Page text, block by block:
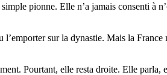
pionne. Elle n’a jamais consenti à
sur la dynastie. Mais la France
Pourtant, elle resta droite. Elle parla,